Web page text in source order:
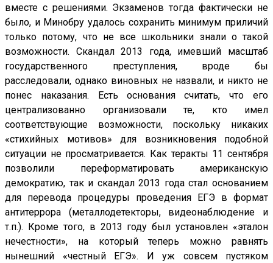
вместе с решениями. Экзаменов тогда фактически не
было, и Минобру удалось сохранить минимум приличий
только потому, что не все школьники знали о такой
возможности. Скандал 2013 года, имевший масштаб
государственного преступления, вроде бы
расследовали, однако виновных не назвали, и никто не
понес наказания. Есть основания считать, что его
централизованно организовали те, кто имел
соответствующие возможности, поскольку никаких
«стихийных мотивов» для возникновения подобной
ситуации не просматривается. Как теракты 11 сентября
позволили переформатировать американскую
демократию, так и скандал 2013 года стал основанием
для перевода процедуры проведения ЕГЭ в формат
антитеррора (металлодетекторы, видеонаблюдение и
т.п.). Кроме того, в 2013 году был установлен «эталон
нечестности», на который теперь можно равнять
нынешний «честный ЕГЭ». И уж совсем пустяком